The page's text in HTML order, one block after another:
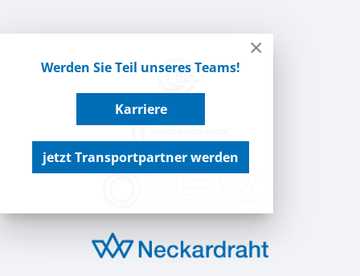
×
Werden Sie Teil unseres Teams!
Karriere
jetzt Transportpartner werden